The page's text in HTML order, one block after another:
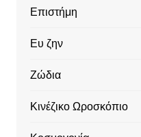
Επιστήμη
Ευ ζην
Ζώδια
Κινέζικο Ωροσκόπιο